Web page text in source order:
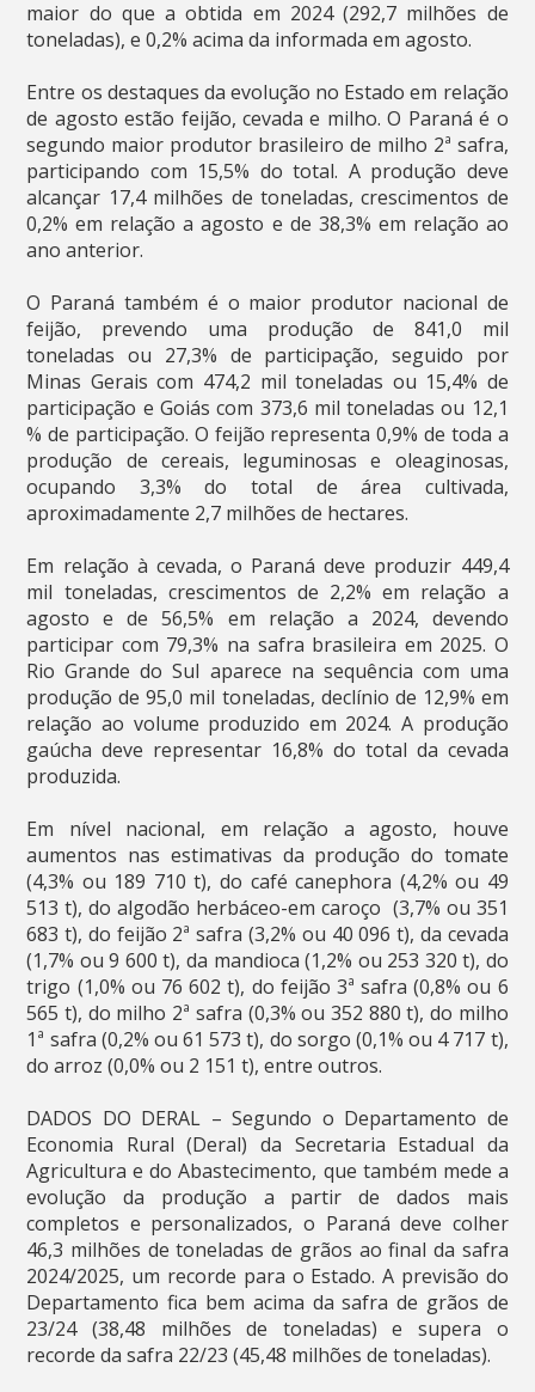
maior do que a obtida em 2024 (292,7 milhões de
toneladas), e 0,2% acima da informada em agosto.
Entre os destaques da evolução no Estado em relação
de agosto estão feijão, cevada e milho. O Paraná é o
segundo maior produtor brasileiro de milho 2ª safra,
participando com 15,5% do total. A produção deve
alcançar 17,4 milhões de toneladas, crescimentos de
0,2% em relação a agosto e de 38,3% em relação ao
ano anterior.
O Paraná também é o maior produtor nacional de
feijão, prevendo uma produção de 841,0 mil
toneladas ou 27,3% de participação, seguido por
Minas Gerais com 474,2 mil toneladas ou 15,4% de
participação e Goiás com 373,6 mil toneladas ou 12,1
% de participação. O feijão representa 0,9% de toda a
produção de cereais, leguminosas e oleaginosas,
ocupando 3,3% do total de área cultivada,
aproximadamente 2,7 milhões de hectares.
Em relação à cevada, o Paraná deve produzir 449,4
mil toneladas, crescimentos de 2,2% em relação a
agosto e de 56,5% em relação a 2024, devendo
participar com 79,3% na safra brasileira em 2025. O
Rio Grande do Sul aparece na sequência com uma
produção de 95,0 mil toneladas, declínio de 12,9% em
relação ao volume produzido em 2024. A produção
gaúcha deve representar 16,8% do total da cevada
produzida.
Em nível nacional, em relação a agosto, houve
aumentos nas estimativas da produção do tomate
(4,3% ou 189 710 t), do café canephora (4,2% ou 49
513 t), do algodão herbáceo-em caroço (3,7% ou 351
683 t), do feijão 2ª safra (3,2% ou 40 096 t), da cevada
(1,7% ou 9 600 t), da mandioca (1,2% ou 253 320 t), do
trigo (1,0% ou 76 602 t), do feijão 3ª safra (0,8% ou 6
565 t), do milho 2ª safra (0,3% ou 352 880 t), do milho
1ª safra (0,2% ou 61 573 t), do sorgo (0,1% ou 4 717 t),
do arroz (0,0% ou 2 151 t), entre outros.
DADOS DO DERAL – Segundo o Departamento de
Economia Rural (Deral) da Secretaria Estadual da
Agricultura e do Abastecimento, que também mede a
evolução da produção a partir de dados mais
completos e personalizados, o Paraná deve colher
46,3 milhões de toneladas de grãos ao final da safra
2024/2025, um recorde para o Estado. A previsão do
Departamento fica bem acima da safra de grãos de
23/24 (38,48 milhões de toneladas) e supera o
recorde da safra 22/23 (45,48 milhões de toneladas).